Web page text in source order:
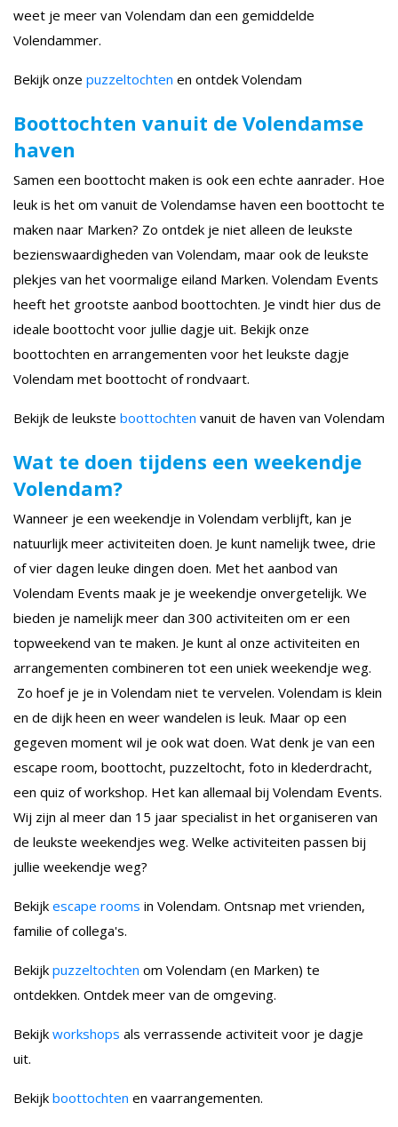
weet je meer van Volendam dan een gemiddelde
Volendammer.
Bekijk onze puzzeltochten en ontdek Volendam
Boottochten vanuit de Volendamse
haven
Samen een boottocht maken is ook een echte aanrader. Hoe
leuk is het om vanuit de Volendamse haven een boottocht te
maken naar Marken? Zo ontdek je niet alleen de leukste
bezienswaardigheden van Volendam, maar ook de leukste
plekjes van het voormalige eiland Marken. Volendam Events
heeft het grootste aanbod boottochten. Je vindt hier dus de
ideale boottocht voor jullie dagje uit. Bekijk onze
boottochten en arrangementen voor het leukste dagje
Volendam met boottocht of rondvaart.
Bekijk de leukste boottochten vanuit de haven van Volendam
Wat te doen tijdens een weekendje
Volendam?
Wanneer je een weekendje in Volendam verblijft, kan je
natuurlijk meer activiteiten doen. Je kunt namelijk twee, drie
of vier dagen leuke dingen doen. Met het aanbod van
Volendam Events maak je je weekendje onvergetelijk. We
bieden je namelijk meer dan 300 activiteiten om er een
topweekend van te maken. Je kunt al onze activiteiten en
arrangementen combineren tot een uniek weekendje weg.
Zo hoef je je in Volendam niet te vervelen. Volendam is klein
en de dijk heen en weer wandelen is leuk. Maar op een
gegeven moment wil je ook wat doen. Wat denk je van een
escape room, boottocht, puzzeltocht, foto in klederdracht,
een quiz of workshop. Het kan allemaal bij Volendam Events.
Wij zijn al meer dan 15 jaar specialist in het organiseren van
de leukste weekendjes weg. Welke activiteiten passen bij
jullie weekendje weg?
Bekijk escape rooms in Volendam. Ontsnap met vrienden,
familie of collega's.
Bekijk puzzeltochten om Volendam (en Marken) te
ontdekken. Ontdek meer van de omgeving.
Bekijk workshops als verrassende activiteit voor je dagje
uit.
Bekijk boottochten en vaarrangementen.